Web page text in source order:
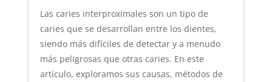
Las caries interproximales son un tipo de
caries que se desarrollan entre los dientes,
siendo más difíciles de detectar y a menudo
más peligrosas que otras caries. En este
artículo, exploramos sus causas, métodos de